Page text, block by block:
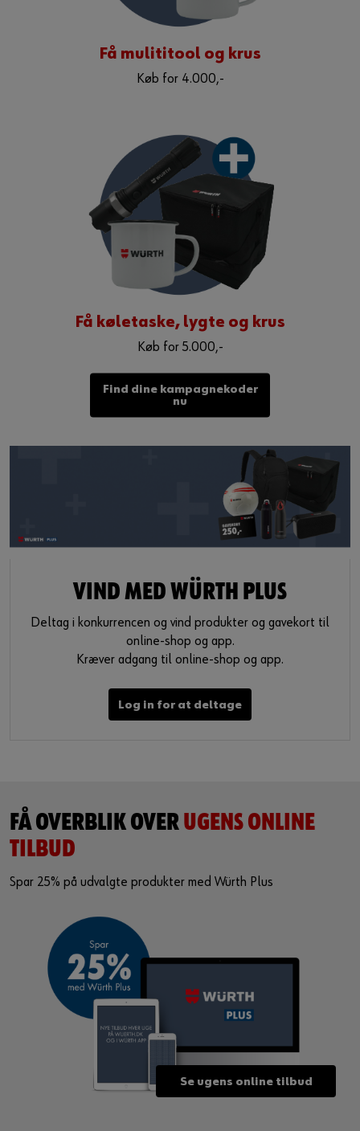
Få mulititool og krus
Køb for 4.000,-
Få køletaske, lygte og krus
Køb for 5.000,-
Find dine kampagnekoder
nu
VIND MED WÜRTH PLUS
Deltag i konkurrencen og vind produkter og gavekort til
online-shop og app.
Kræver adgang til online-shop og app.
Log in for at deltage
FÅ OVERBLIK OVER UGENS ONLINE
TILBUD
Spar 25% på udvalgte produkter med Würth Plus
Se ugens online tilbud